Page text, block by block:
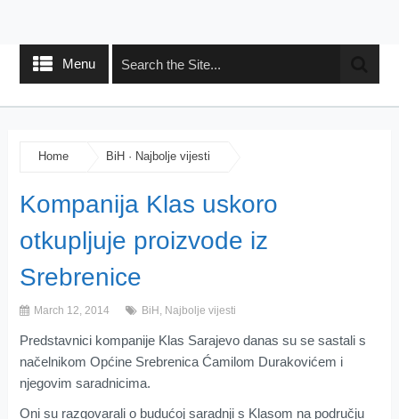
Menu
Home BiH · Najbolje vijesti
Kompanija Klas uskoro
otkupljuje proizvode iz
Srebrenice
March 12, 2014 BiH, Najbolje vijesti
Predstavnici kompanije Klas Sarajevo danas su se sastali s
načelnikom Općine Srebrenica Ćamilom Durakovićem i
njegovim saradnicima.
Oni su razgovarali o budućoj saradnji s Klasom na području